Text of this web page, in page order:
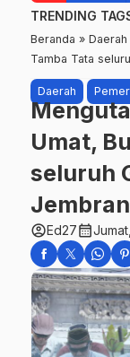
TRENDING
Beranda » Daerah
Tamba Tata
Daerah
Umat,
seluruh
account_circleEd27calendar_month